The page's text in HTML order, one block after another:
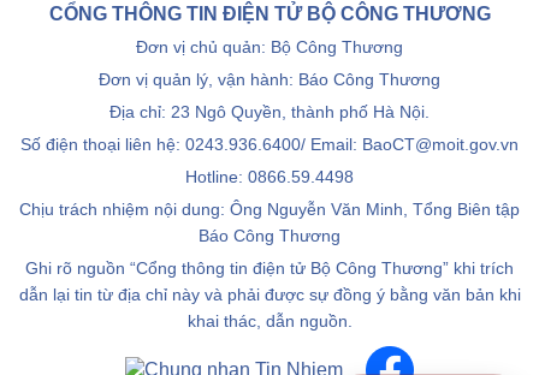
CỔNG THÔNG TIN ĐIỆN TỬ BỘ CÔNG THƯƠNG
Đơn vị chủ quản: Bộ Công Thương
Đơn vị quản lý, vận hành: Báo Công Thương
Địa chỉ: 23 Ngô Quyền, thành phố Hà Nội.
Số điện thoại liên hệ: 0243.936.6400/ Email: BaoCT@moit.gov.vn
Hotline: 0866.59.4498
Chịu trách nhiệm nội dung: Ông Nguyễn Văn Minh, Tổng Biên tập
Báo Công Thương
Ghi rõ nguồn “Cổng thông tin điện tử Bộ Công Thương” khi trích
dẫn lại tin từ địa chỉ này và phải được sự đồng ý bằng văn bản khi
khai thác, dẫn nguồn.